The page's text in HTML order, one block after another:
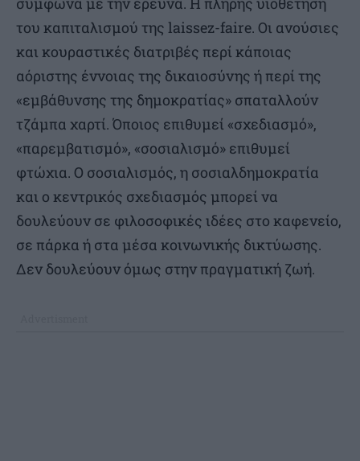
του καπιταλισμού της laissez-faire. Οι ανούσιες
και κουραστικές διατριβές περί κάποιας
αόριστης έννοιας της δικαιοσύνης ή περί της
«εμβάθυνσης της δημοκρατίας» σπαταλλούν
τζάμπα χαρτί. Όποιος επιθυμεί «σχεδιασμό»,
«παρεμβατισμό», «σοσιαλισμό» επιθυμεί
φτώχια. Ο σοσιαλισμός, η σοσιαλδημοκρατία
και ο κεντρικός σχεδιασμός μπορεί να
δουλεύουν σε φιλοσοφικές ιδέες στο καφενείο,
σε πάρκα ή στα μέσα κοινωνικής δικτύωσης.
Δεν δουλεύουν όμως στην πραγματική ζωή.